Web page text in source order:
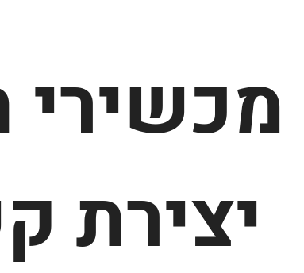
מכשירי
יצירת